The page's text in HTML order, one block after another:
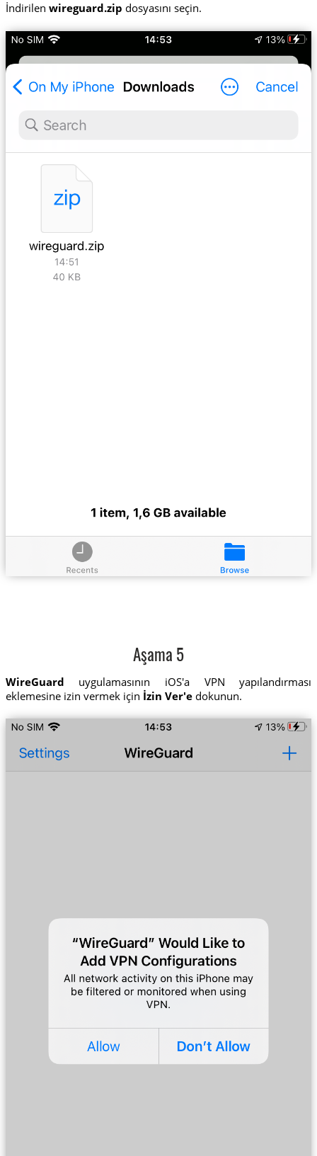
İndirilen wireguard.zip dosyasını seçin.
Aşama 5
WireGuard uygulamasının iOS'a VPN yapılandırması
eklemesine izin vermek için İzin Ver'edokunun.